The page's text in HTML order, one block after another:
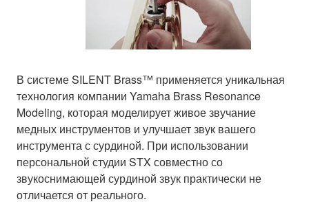
В системе SILENT Brass™ применяется уникальная
технология компании Yamaha Brass Resonance
Modeling, которая моделирует живое звучание
медных инструментов и улучшает звук вашего
инструмента с сурдиной. При использовании
персональной студии STX совместно со
звукоснимающей сурдиной звук практически не
отличается от реального.